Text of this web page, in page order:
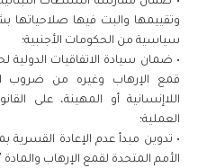
وتقييمها والبت فيها
سياسية من الحكومات الأجنبية؛
• ضمان سيادة الاتفاقيات الدولية
قمع الإرهاب وغيره من ضروب
اللاإنسانية أو المهينة، على
العملية؛